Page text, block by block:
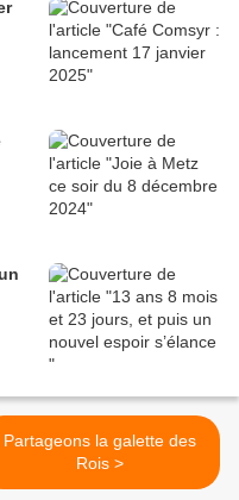
Partageons la galette des
Rois >